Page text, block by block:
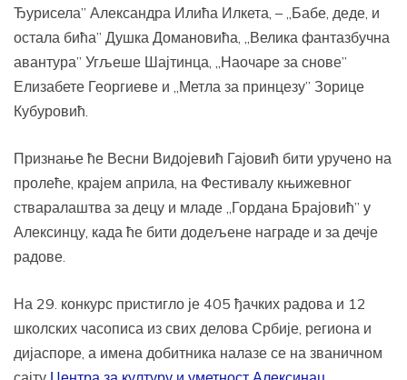
Ђурисела” Александра Илића Илкета, – „Бабе, деде, и
остала бића” Душка Домановића, „Велика фантазбучна
авантура” Угљеше Шајтинца, „Наочаре за снове”
Елизабете Георгиеве и „Метла за принцезу” Зорице
Кубуровић.
Признање ће Весни Видојевић Гајовић бити уручено на
пролеће, крајем априла, на Фестивалу књижевног
стваралаштва за децу и младе „Гордана Брајовић” у
Алексинцу, када ће бити додељене награде и за дечје
радове.
На 29. конкурс пристигло је 405 ђачких радова и 12
школских часописа из свих делова Србије, региона и
дијаспоре, а имена добитника налазе се на званичном